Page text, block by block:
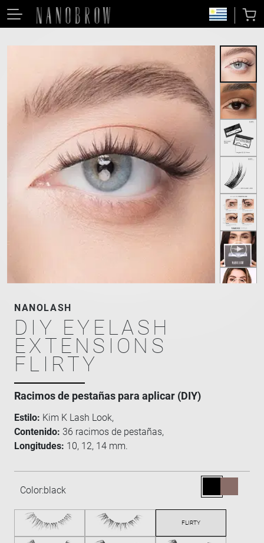
NANOLASH
DIY EYELASH
EXTENSIONS
FLIRTY
Racimos de pestañas para aplicar (DIY)
Estilo: Kim K Lash Look,
Contenido: 36 racimos de pestañas,
Longitudes: 10, 12, 14 mm.
Color:black